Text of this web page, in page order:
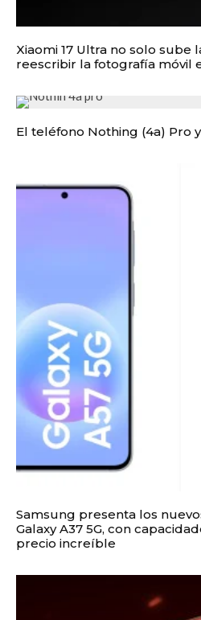
Xiaomi 17 Ultra no solo sube
reescribir la fotografía móvil
El teléfono Nothing (4a) Pro
Samsung presenta los
Galaxy A37 5G, con
precio increíble